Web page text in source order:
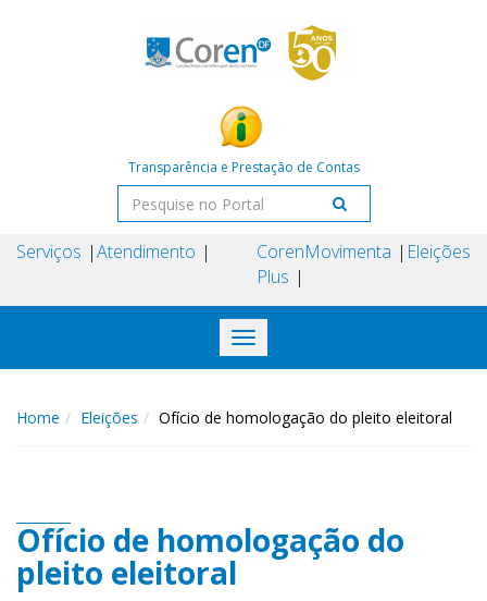
Transparência e Prestação de Contas
Serviços Atendimento
Coren
Plus
Movimenta Eleições
Toggle
navigation
Home Eleições Ofício de homologação do pleito eleitoral
Ofício de homologação do
pleito eleitoral